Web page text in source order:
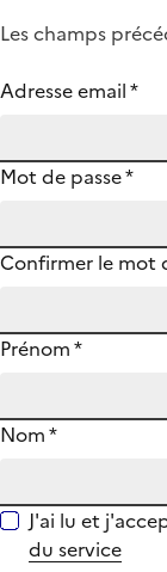
Les champs
Adresse email*
Mot de passe*
Confirmer le mot
Prénom*
Nom*
J'ai lu et
du service